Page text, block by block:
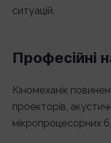
ситуацій.
Професійні
Кіномеханік
проекторів,
мікропроцесорних